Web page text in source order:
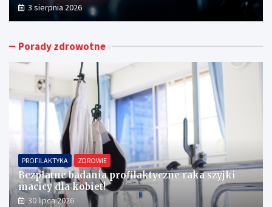
3 sierpnia 2026
Porady zdrowotne
PROFILAKTYKA ZDROWIE
Bezpłatne badania profilaktyczne raka szyjki
macicy dla kobiet!
30 lipca 2026